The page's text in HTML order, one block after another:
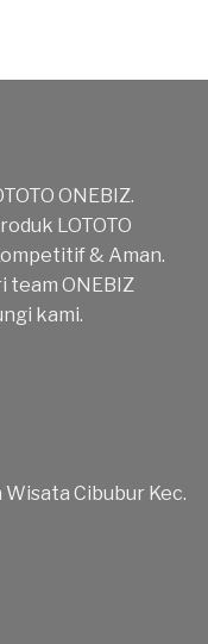
ONEBIZ.
LOTOTO
& Aman.
team ONEBIZ
kami.
Cibubur Kec.